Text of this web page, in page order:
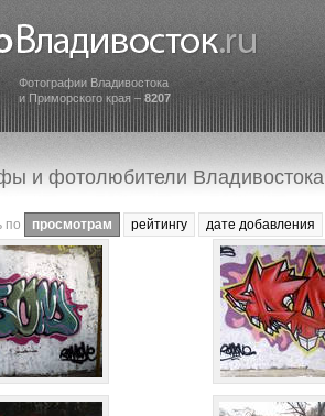
Фотографии Владивостока
и Приморского края – 8207
и фотолюбители Владивостока
по просмотрам рейтингу дате добавления